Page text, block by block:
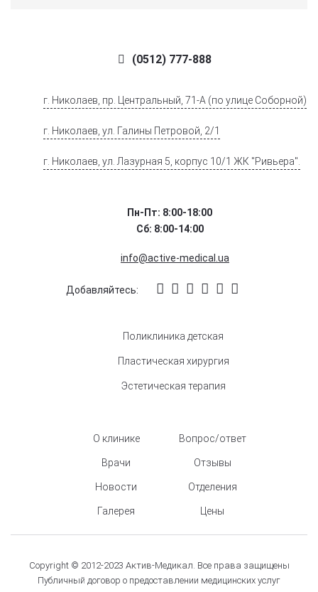
(0512) 777-888
г. Николаев, пр. Центральный, 71-А (по улице Соборной)
г. Николаев, ул. Галины Петровой, 2/1
г. Николаев, ул. Лазурная 5, корпус 10/1 ЖК "Ривьера".
Пн-Пт: 8:00-18:00
Сб: 8:00-14:00
info@active-medical.ua
Добавляйтесь:
Поликлиника детская
Пластическая хирургия
Эстетическая терапия
О клинике
Врачи
Новости
Галерея
Вопрос/ответ
Отзывы
Отделения
Цены
Copyright © 2012-2023 Актив-Медикал. Все права защищены
Публичный договор о предоставлении медицинских услуг